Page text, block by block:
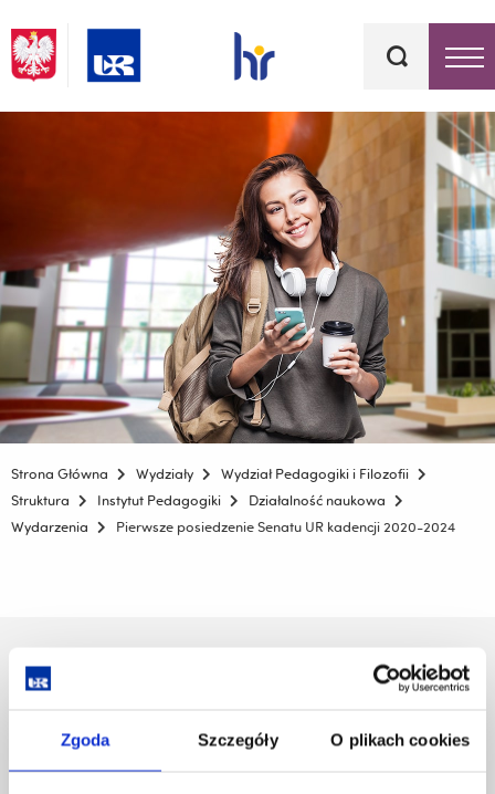
Zgoda Szczegóły O plikach cookies
kluczowe
Strona Główna Wydziały
Wydział Pedagogiki i Filozofii
Struktura
Instytut Pedagogiki
Działalność naukowa
Wydarzenia
Pierwsze posiedzenie Senatu UR kadencji 2020-2024
Pomiń
Polityka prywatności